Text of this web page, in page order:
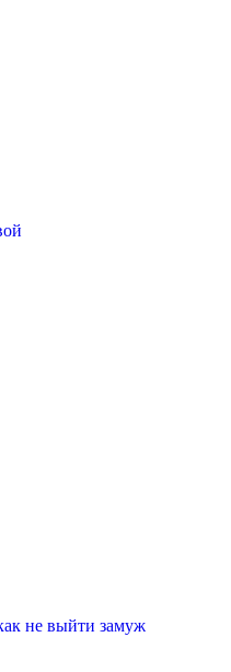
не выйти замуж